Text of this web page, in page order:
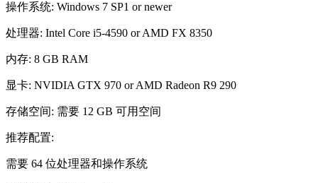
操作系统: Windows 7 SP1 or newer
处理器: Intel Core i5-4590 or AMD FX 8350
内存: 8 GB RAM
显卡: NVIDIA GTX 970 or AMD Radeon R9 290
存储空间: 需要 12 GB 可用空间
推荐配置:
需要 64 位处理器和操作系统